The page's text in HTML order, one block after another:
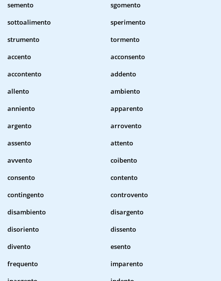
semento
sgomento
sottoalimento
sperimento
strumento
tormento
accento
acconsento
accontento
addento
allento
ambiento
anniento
apparento
argento
arrovento
assento
attento
avvento
coibento
consento
contento
contingento
controvento
disambiento
disargento
disoriento
dissento
divento
esento
frequento
imparento